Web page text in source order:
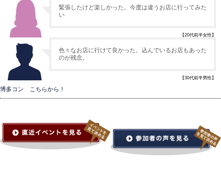
緊張したけど楽しかった。今度は違うお店に行ってみた
い
【20代前半女性】
色々なお店に行けて良かった。込んでいるお店もあった
のが残念。
【30代前半男性】
博多コン こちらから！